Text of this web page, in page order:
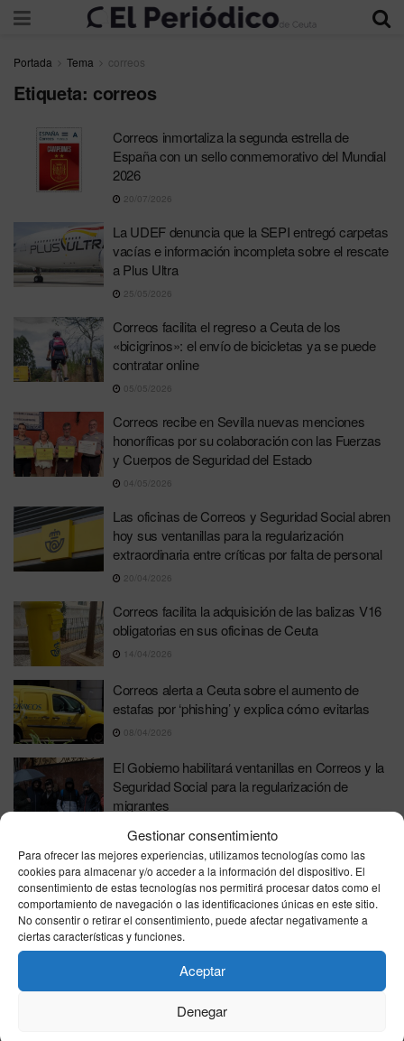
Gestionar consentimiento
Para ofrecer las mejores experiencias, utilizamos tecnologías como las
cookies para almacenar y/o acceder a la información del dispositivo. El
consentimiento de estas tecnologías nos permitirá procesar datos como el
comportamiento de navegación o las identificaciones únicas en este sitio.
No consentir o retirar el consentimiento, puede afectar negativamente a
ciertas características y funciones.
Aceptar
Denegar
Portada Tema correos
Etiqueta: correos
Correos inmortaliza la segunda estrella de
España con un sello conmemorativo del Mundial
2026
20/07/2026
La UDEF denuncia que la SEPI entregó carpetas
vacías e información incompleta sobre el rescate
a Plus Ultra
25/05/2026
Correos facilita el regreso a Ceuta de los
«bicigrinos»: el envío de bicicletas ya se puede
contratar online
05/05/2026
Correos recibe en Sevilla nuevas menciones
honoríficas por su colaboración con las Fuerzas
y Cuerpos de Seguridad del Estado
04/05/2026
Las oficinas de Correos y Seguridad Social abren
hoy sus ventanillas para la regularización
extraordinaria entre críticas por falta de personal
20/04/2026
Correos facilita la adquisición de las balizas V16
obligatorias en sus oficinas de Ceuta
14/04/2026
Correos alerta a Ceuta sobre el aumento de
estafas por ‘phishing’ y explica cómo evitarlas
08/04/2026
El Gobierno habilitará ventanillas en Correos y la
Seguridad Social para la regularización de
migrantes
23/03/2026
El Gobierno confirma la participación de Leire
Díez en la gestión de un contrato de balizas de
tráfico en Correos
14/03/2026
Los correos que hunden al ex príncipe Andrés:
Compartió informes secretos con Epstein en
pleno ejercicio de su cargo